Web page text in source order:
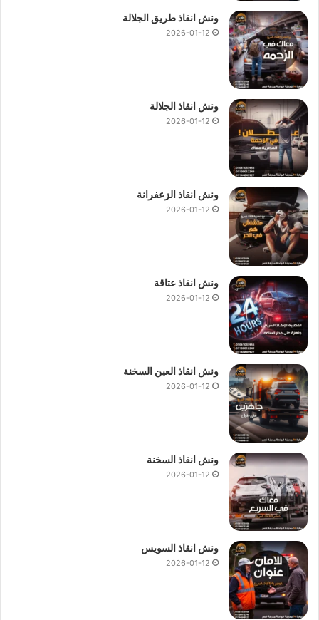
ونش انقاذ طريق الجلالة
2026-01-12
ونش انقاذ الجلالة
2026-01-12
ونش انقاذ الزعفرانة
2026-01-12
ونش انقاذ عتاقة
2026-01-12
ونش انقاذ العين السخنة
2026-01-12
ونش انقاذ السخنة
2026-01-12
ونش انقاذ السويس
2026-01-12